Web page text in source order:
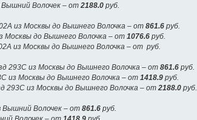
Волочек – от 2188.0 руб.
из Москвы до Вышнего Волочка – от 861.6 руб.
Москвы до Вышнего Волочка – от 1076.6 руб.
из Москвы до Вышнего Волочка – от руб.
293С из Москвы до Вышнего Волочка – от 861.6 руб.
из Москвы до Вышнего Волочка – от 1418.9 руб.
293С из Москвы до Вышнего Волочка – от 2188.0 руб.
Вышний Волочек – от 861.6 руб.